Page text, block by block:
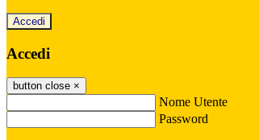
Accedi
Accedi
button close ×
Nome Utente
Password